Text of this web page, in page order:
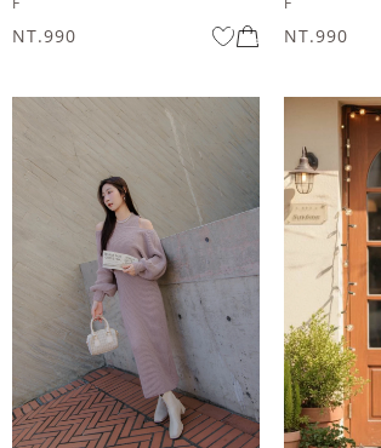
NT.990 NT.990